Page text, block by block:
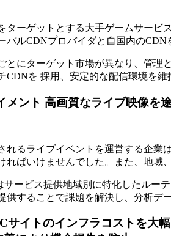
ターゲットとする大手ゲームサービ
バルCDNプロバイダと自国内のCDN
とにターゲット市場が異なり、管
CDNを 採用、安定的な配信環境を
メント 高画質なライブ映像を
れるライブイベントを運営する企
ればいけませんでした。また、地域
サービス提供地域別に特化したルー
供することで課題を解決し、分析デ
サイトのインフラコストを大幅